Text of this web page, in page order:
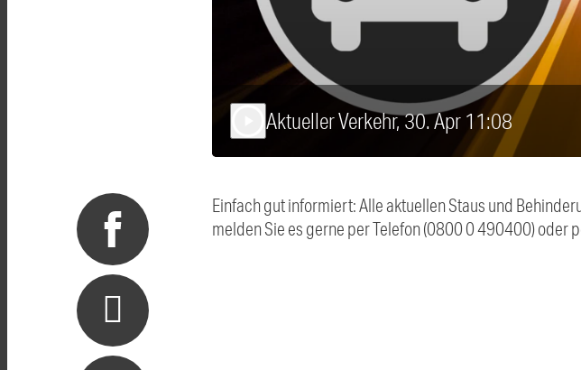
Aktueller Verkehr, 30. Apr 11:08
Einfach gut informiert: Alle aktuellen Staus und
melden Sie es gerne per Telefon (0800 0 490400) oder